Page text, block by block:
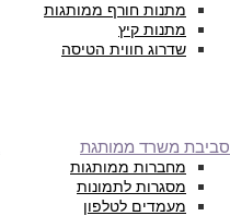
מתנות חורף ממותגות
מתנות קיץ
שדרוג חווית הטיסה
סביבת משרד ממותגת
מחברות ממותגות
מסגרות לתמונות
מעמדים לטלפון